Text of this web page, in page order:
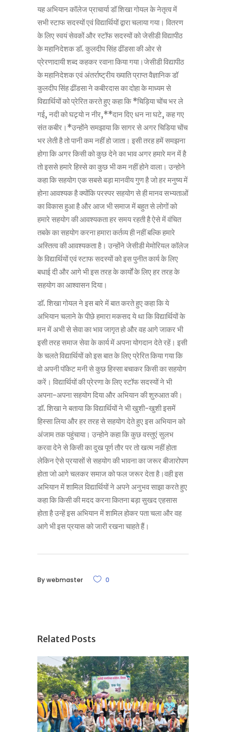
यह अभियान कॉलेज प्राचार्या डॉ शिखा गोयल के नेतृत्व में
सभी स्टाफ सदस्यों एवं विद्यार्थियों द्वारा चलाया गया। वितरण
के लिए स्वयं सेवकों और स्टॉफ सदस्यों को जेसीडी विद्यापीठ
के महानिदेशक डॉ. कुलदीप सिंह ढींडसा की ओर से
प्रेरणादायी शब्द कहकर रवाना किया गया।जेसीडी विद्यापीठ
के महानिदेशक एवं अंतर्राष्ट्रीय ख्याति प्राप्त वैज्ञानिक डॉ
कुलदीप सिंह ढींडसा ने कबीरदास का दोहा के माध्यम से
विद्यार्थियों को प्रेरित करते हुए कहा कि *चिड़िया चोंच भर ले
गई, नदी को घट्र्यो न नीर,**दान दिए धन ना घटे, कह गए
संत कबीर।*उन्होंने समझाया कि सागर से अगर चिडिया चोंच
भर लेती है तो पानी कम नहीं हो जाता। इसी तरह हमें समझना
होगा कि अगर किसी को कुछ देने का भाव अगर हमारे मन में है
तो इससे हमारे हिस्से का कुछ भी कम नहीं होने वाला। उन्होने
कहा कि सहयोग एक सबसे बड़ा मानवीय गुण है जो हर मनुष्य में
होना आवश्यक है क्योंकि परस्पर सहयोग से ही मानव सभ्यताओं
का विकास हुआ है और आज भी समाज में बहुत से लोगों को
हमारे सहयोग की आवश्यकता हर समय रहती है ऐसे में वंचित
तबके का सहयोग करना हमारा कर्तव्य ही नहीं बल्कि हमारे
अस्तित्व की आवश्यकता है। उन्होंने जेसीडी मेमोरियल कॉलेज
के विद्यार्थियों एवं स्टाफ सदस्यों को इस पुनीत कार्य के लिए
बधाई दी और आगे भी इस तरह के कार्यों के लिए हर तरह के
सहयोग का आश्वासन दिया।
डॉ. शिखा गोयल ने इस बारे में बात करते हुए कहा कि ये
अभियान चलाने के पीछे हमारा मकसद ये था कि विद्यार्थियों के
मन में अभी से सेवा का भाव जागृत हो और वह आगे जाकर भी
इसी तरह समाज सेवा के कार्य में अपना योगदान देते रहें। इसी
के चलते विद्यार्थियों को इस बात के लिए प्रेरित किया गया कि
वो अपनी पॉकेट मनी से कुछ हिस्सा बचाकर किसी का सहयोग
करें। विद्यार्थियों की प्रेरणा के लिए स्टॉफ सदस्यों ने भी
अपना-अपना सहयोग दिया और अभियान की शुरुआत की।
डॉ. शिखा ने बताया कि विद्यार्थियों ने भी खुशी-खुशी इसमें
हिस्सा लिया और हर तरह से सहयोग देते हुए इस अभियान को
अंजाम तक पहुंचाया। उन्होने कहा कि कुछ वस्तुएं सुलभ
करवा देने से किसी का दुख पूर्ण तौर पर तो खत्म नहीं होता
लेकिन ऐसे प्रयासों से सहयोग की भावना का जरूर बीजारोपण
होता जो आगे चलकर समाज को फल जरूर देता है।वही इस
अभियान में शामिल विद्यार्थियों ने अपने अनुभव साझा करते हुए
कहा कि किसी की मदद करना कितना बड़ा सुखद एहसास
होता है उन्हें इस अभियान में शामिल होकर पता चला और वह
आगे भी इस प्रयास को जारी रखना चाहते हैं।
Bywebmaster 0
Related Posts